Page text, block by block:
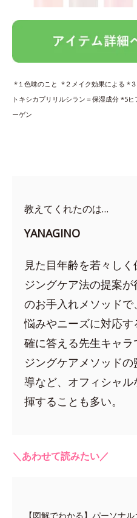
*１色味のこと *２メイク効果による *
トキシカプリリルシラン＝保湿成分 *5
ーゲン
教えてくれたのは…
YANAGINO
見た目年齢を若々しく
ジングケア法の提案
のお手入れメソッド
悩みやニーズに対応
確に答える先生キャ
ジングケアメソッド
導など、オフィシャ
揮することも多い。
＼あわせて読みたい／
【図解でわかる】パーソナ